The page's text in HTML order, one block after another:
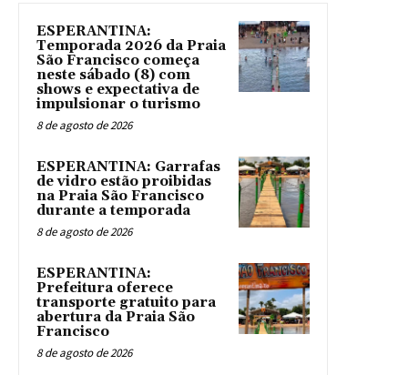
ESPERANTINA:
Temporada 2026 da Praia
São Francisco começa
neste sábado (8) com
shows e expectativa de
impulsionar o turismo
8 de agosto de 2026
ESPERANTINA: Garrafas
de vidro estão proibidas
na Praia São Francisco
durante a temporada
8 de agosto de 2026
ESPERANTINA:
Prefeitura oferece
transporte gratuito para
abertura da Praia São
Francisco
8 de agosto de 2026